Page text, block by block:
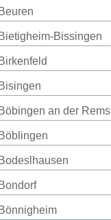
Bissingen
an der Rems